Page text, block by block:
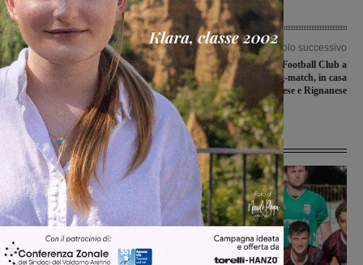
Articolo precedente
Settima giornata con due gare in casa
e una in trasferta nel torneo di
Promozione
Articolo successivo
Il Valdarno Football Club a
Poggibonsi per il big-match, in casa
Bucinese e Rignanese
Ultime Notizie